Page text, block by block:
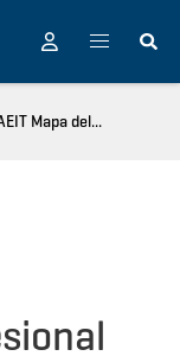
Mapa del...